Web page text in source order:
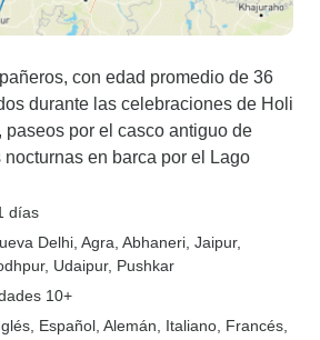
con edad promedio de 36
durante las celebraciones de Holi
paseos por el casco antiguo de
en barca por el Lago
días
Delhi , Agra , Abhaneri , Jaipur,
, Udaipur, Pushkar
10+
Español, Alemán, Italiano, Francés,